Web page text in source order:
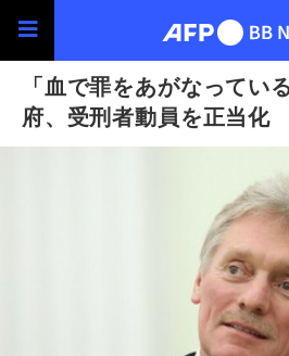
「血で罪をあがなってい
府、受刑者動員を正当化